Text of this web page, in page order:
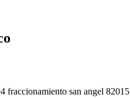
fraccionamiento san angel 82015